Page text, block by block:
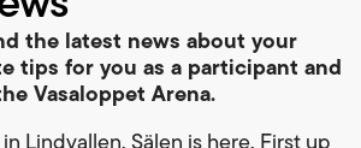
the latest news about your
tips for you as a participant and
Vasaloppet Arena.